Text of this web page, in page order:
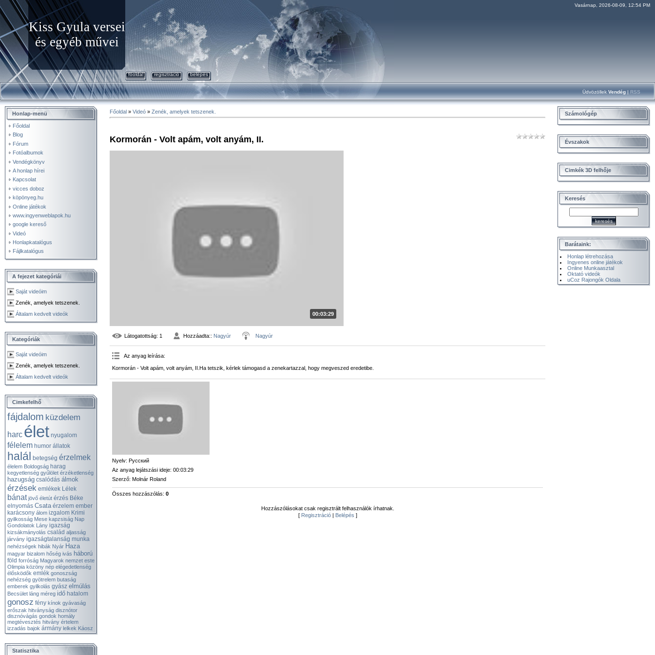
Kiss Gyula versei
és egyéb művei
Vasárnap, 2026-08-09, 12:54 PM
főoldal regisztráció belépés
Üdvözöllek Vendég | RSS
Honlap-menü
Főoldal
Blog
Fórum
Fotóalbumok
Vendégkönyv
A honlap hírei
Kapcsolat
vicces doboz
köpönyeg.hu
Online játékok
www.ingyenweblapok.hu
google kereső
Videó
Honlapkatalógus
Fájlkatalógus
A fejezet kategóriái
Saját videóim
Zenék, amelyek tetszenek.
Általam kedvelt videók
Kategóriák
Saját videóim
Zenék, amelyek tetszenek.
Általam kedvelt videók
Cimkefelhő
fájdalom küzdelem
harc élet nyugalom
félelem humor állatok
halál betegség érzelmek
élelem Boldogság harag
kegyetlenség gyűlölet érzéketlenség
hazugság csalódás álmok
érzések emlékek Lélek
bánat jövő életút érzés Béke
elnyomás Csata érzelem ember
karácsony álom izgalom Krimi
gyilkosság Mese kapzsiság Nap
Gondolatok Lány igazság
kizsákmányolás család aljasság
járvány igazságtalanság munka
nehézségek hibák Nyár Haza
magyar bizalom hőség ivás háború
föld forróság Magyarok nemzet este
Olimpia közöny nép elégedetlenség
élősködők emlék gonoszság
nehézség gyötrelem butaság
emberek gyilkolás gyász elmúlás
Becsület láng méreg idő hatalom
gonosz fény kínok gyávaság
erőszak hitványság disznótor
disznóvágás gondok homály
megtévesztés hitvány értelem
izzadás bajok ármány lelkek Káosz
Statisztika
Főoldal » Videó » Zenék, amelyek tetszenek.
Kormorán - Volt apám, volt anyám, II.
00:03:29
Látogatottság: 1 Hozzáadta:: Nagyúr Nagyúr
Az anyag leírása:
Kormorán - Volt apám, volt anyám, II.Ha tetszik, kérlek támogasd a zenekartazzal, hogy megveszed eredetibe.
Nyelv: Русский
Az anyag lejátszási ideje: 00:03:29
Szerző: Molnár Roland
Összes hozzászólás: 0
Hozzászólásokat csak regisztrált felhasználók írhatnak.
[ Regisztráció| Belépés ]
Számológép
Évszakok
Cimkék 3D felhője
Keresés
Barátaink:
Honlap létrehozása
Ingyenes online játékok
Online Munkaasztal
Oktató videók
uCoz Rajongók Oldala